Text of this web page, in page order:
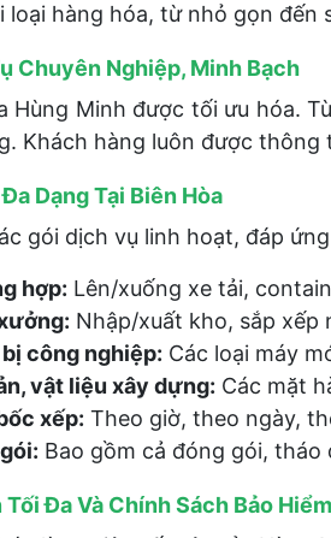
hàng hóa, từ nhỏ gọn đến
Chuyên Nghiệp, Minh Bạch
Hùng Minh được tối ưu hóa.
Khách hàng luôn được thông
Dạng Tại Biên Hòa
gói dịch vụ linh hoạt, đáp
hợp: Lên/xuống xe tải,
Nhập/xuất kho, sắp xếp
công nghiệp: Các loại máy
vật liệu xây dựng: Các mặt
xếp: Theo giờ, theo ngày,
Bao gồm cả đóng gói, tháo
Đa Và Chính Sách Bảo Hiểm